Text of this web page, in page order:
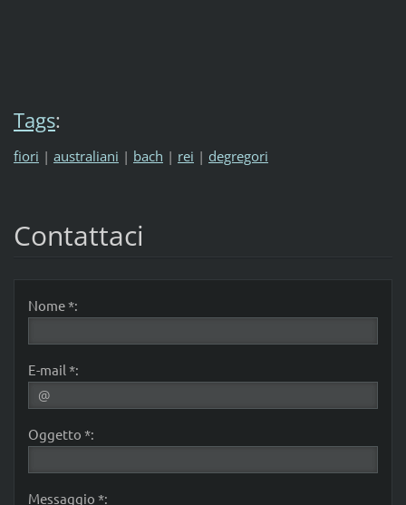
Tags:
fiori | australiani | bach | rei | degregori
Contattaci
Nome *:
E-mail *:
Oggetto *:
Messaggio *: